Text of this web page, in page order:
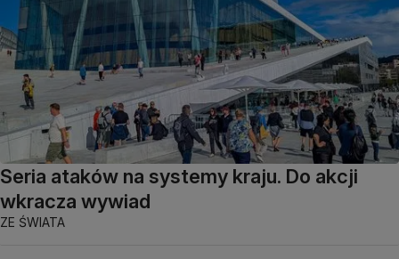
Seria ataków na systemy kraju. Do akcji
wkracza wywiad
ZE ŚWIATA